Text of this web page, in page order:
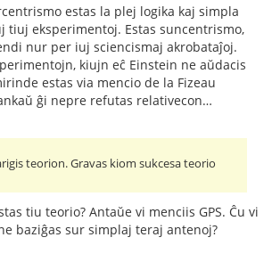
estas la plej logika kaj simpla
tiuj eksperimentoj. Estas suncentrismo,
nur per iuj sciencismaj akrobataĵoj.
kiujn eĉ Einstein ne aŭdacis
estas via mencio de la Fizeau
ĝi nepre refutas relativecon…
teorion. Gravas kiom sukcesa teorio
tiu teorio? Antaŭe vi menciis GPS. Ĉu vi
baziĝas sur simplaj teraj antenoj?